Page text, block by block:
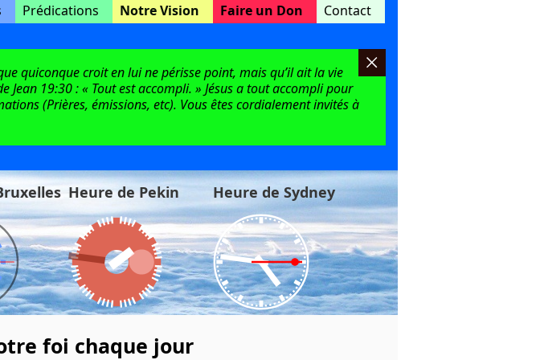
Prédications Notre Vision Faire un Don Contact
quiconque croit en lui ne périsse point, mais qu’il ait la vie
Jean 19:30 : « Tout est accompli. » Jésus a tout accompli pour
(Prières, émissions, etc). Vous êtes cordialement invités à
Heure de Pekin Heure de Sydney
foi chaque jour